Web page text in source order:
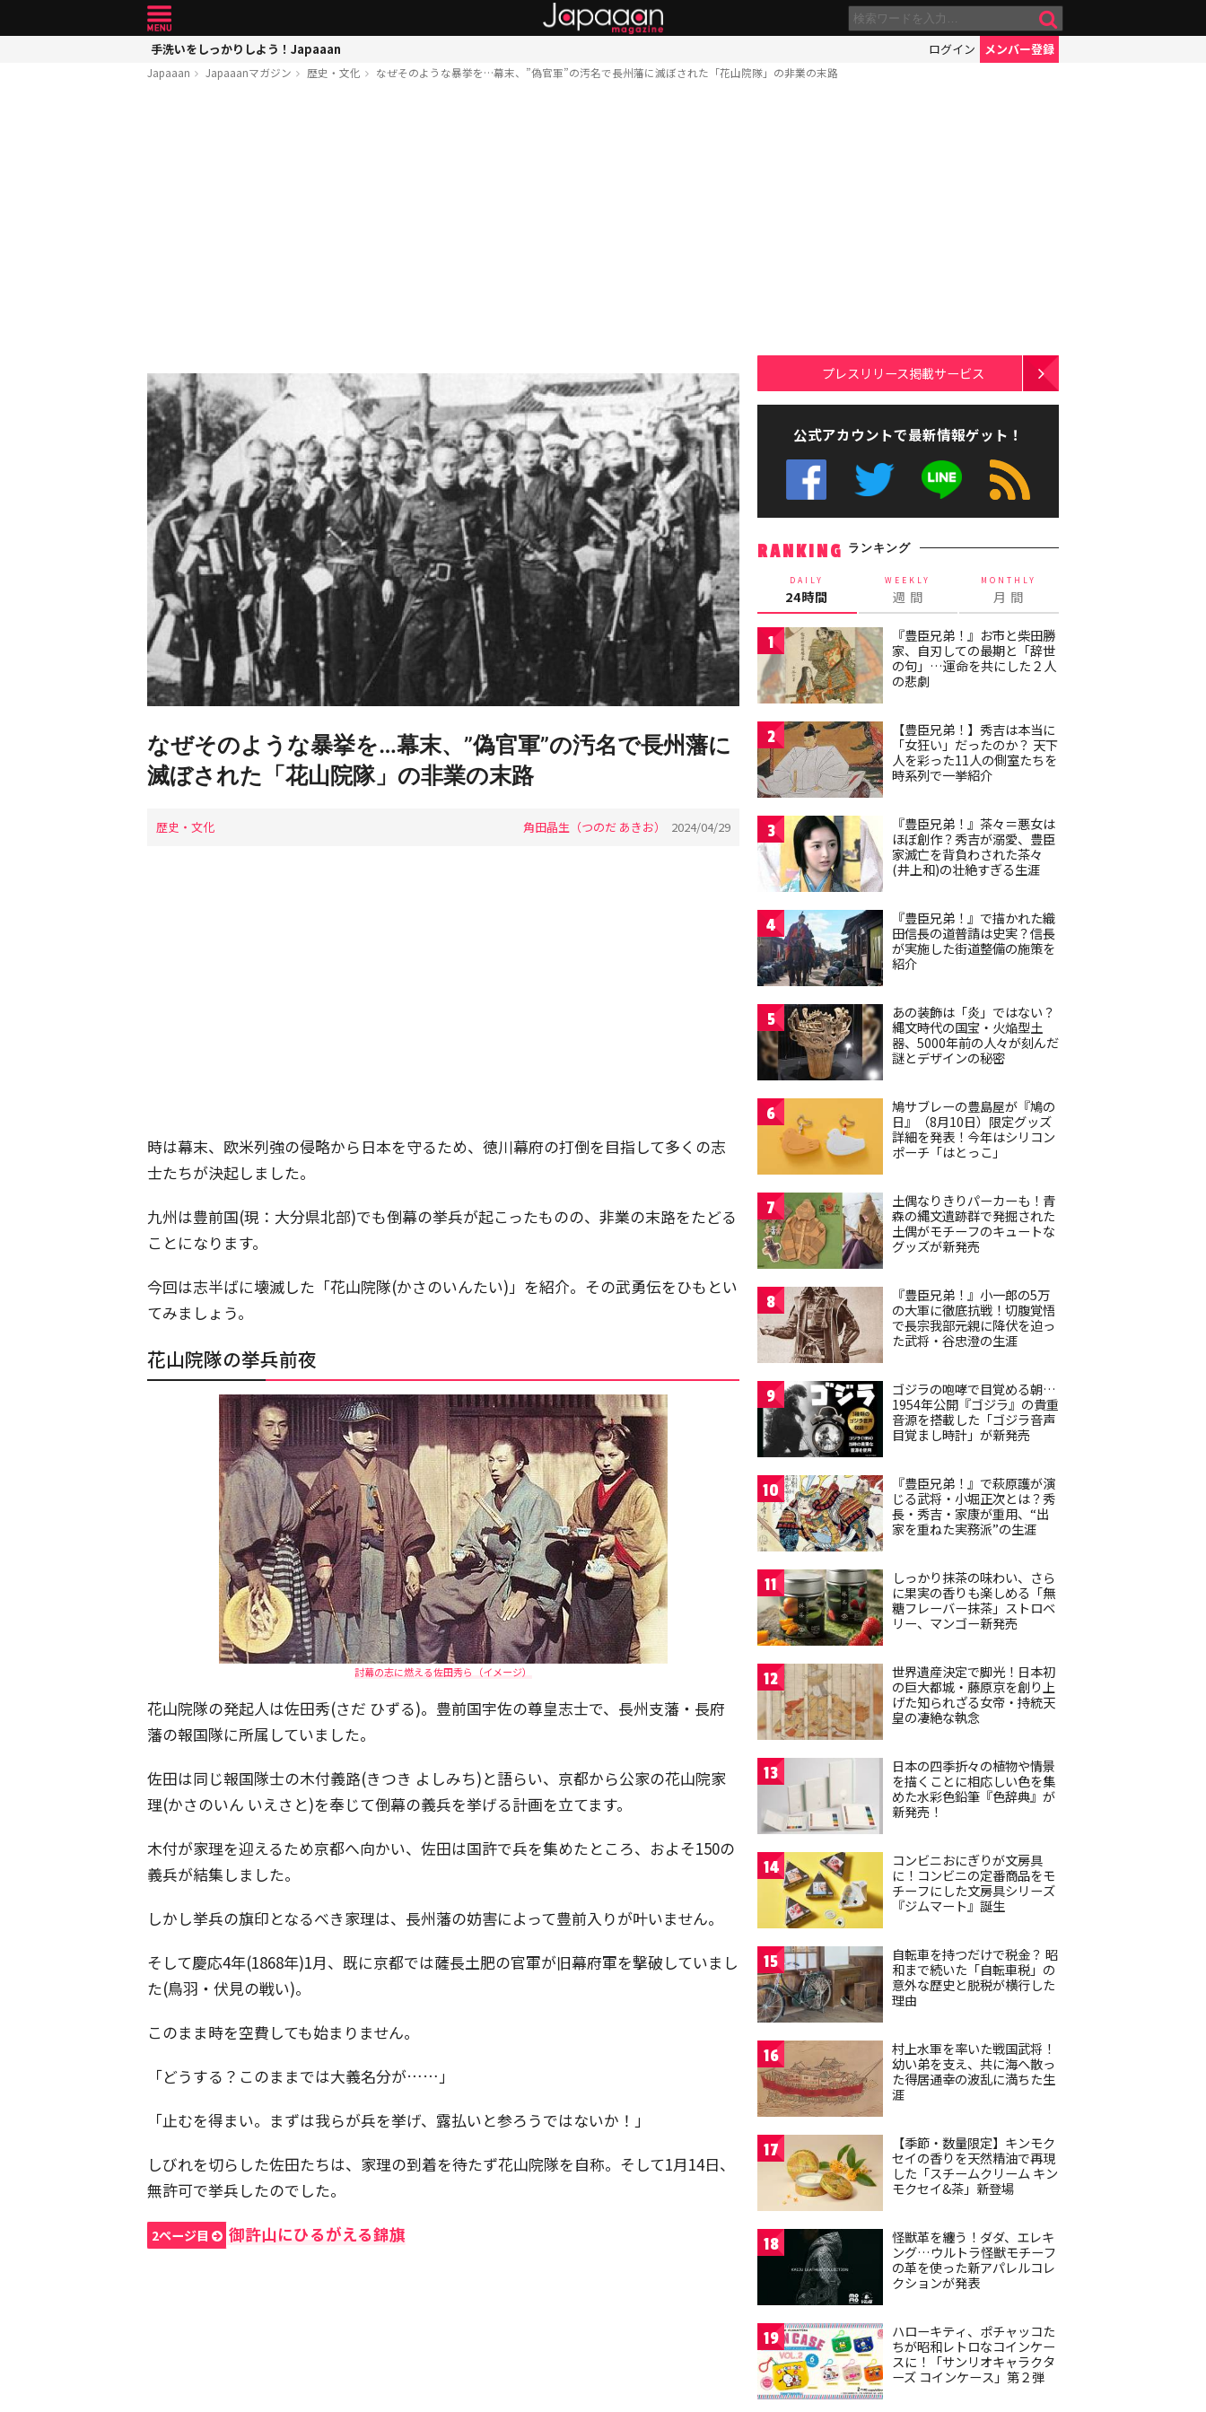
手洗いをしっかりしよう！Japaaan ログイン メンバー登録
Japaaan Japaaanマガジン 歴史・文化 なぜそのような暴挙を…幕末、”偽官軍”の汚名で長州藩に滅ぼされた「花山院隊」の非業の末路
なぜそのような暴挙を…幕末、”偽官軍”の汚名で長州藩に
滅ぼされた「花山院隊」の非業の末路
歴史・文化 角田晶生（つのだ あきお） 2024/04/29
時は幕末、欧米列強の侵略から日本を守るため、徳川幕府の打倒を目指して多くの志
士たちが決起しました。
九州は豊前国(現：大分県北部)でも倒幕の挙兵が起こったものの、非業の末路をたどる
ことになります。
今回は志半ばに壊滅した「花山院隊(かさのいんたい)」を紹介。その武勇伝をひもとい
てみましょう。
花山院隊の挙兵前夜
討幕の志に燃える佐田秀ら（イメージ）
花山院隊の発起人は佐田秀(さだ ひずる)。豊前国宇佐の尊皇志士で、長州支藩・長府
藩の報国隊に所属していました。
佐田は同じ報国隊士の木付義路(きつき よしみち)と語らい、京都から公家の花山院家
理(かさのいん いえさと)を奉じて倒幕の義兵を挙げる計画を立てます。
木付が家理を迎えるため京都へ向かい、佐田は国許で兵を集めたところ、およそ150の
義兵が結集しました。
しかし挙兵の旗印となるべき家理は、長州藩の妨害によって豊前入りが叶いません。
そして慶応4年(1868年)1月、既に京都では薩長土肥の官軍が旧幕府軍を撃破していまし
た(鳥羽・伏見の戦い)。
このまま時を空費しても始まりません。
「どうする？このままでは大義名分が……」
「止むを得まい。まずは我らが兵を挙げ、露払いと参ろうではないか！」
しびれを切らした佐田たちは、家理の到着を待たず花山院隊を自称。そして1月14日、
無許可で挙兵したのでした。
2ページ目 御許山にひるがえる錦旗
プレスリリース掲載サービス
公式アカウントで最新情報ゲット！
RANKING ランキング
DAILY
24時間
WEEKLY
週 間
MONTHLY
月 間
1
『豊臣兄弟！』お市と柴田勝
家、自刃しての最期と「辞世
の句」…運命を共にした２人
の悲劇
2
【豊臣兄弟！】秀吉は本当に
「女狂い」だったのか？ 天下
人を彩った11人の側室たちを
時系列で一挙紹介
3
『豊臣兄弟！』茶々＝悪女は
ほぼ創作？秀吉が溺愛、豊臣
家滅亡を背負わされた茶々
(井上和)の壮絶すぎる生涯
4
『豊臣兄弟！』で描かれた織
田信長の道普請は史実？信長
が実施した街道整備の施策を
紹介
5
あの装飾は「炎」ではない？
縄文時代の国宝・火焔型土
器、5000年前の人々が刻んだ
謎とデザインの秘密
6
鳩サブレーの豊島屋が『鳩の
日』（8月10日）限定グッズ
詳細を発表！今年はシリコン
ポーチ「はとっこ」
7
土偶なりきりパーカーも！青
森の縄文遺跡群で発掘された
土偶がモチーフのキュートな
グッズが新発売
8
『豊臣兄弟！』小一郎の5万
の大軍に徹底抗戦！切腹覚悟
で長宗我部元親に降伏を迫っ
た武将・谷忠澄の生涯
9
ゴジラの咆哮で目覚める朝…
1954年公開『ゴジラ』の貴重
音源を搭載した「ゴジラ音声
目覚まし時計」が新発売
10
『豊臣兄弟！』で萩原護が演
じる武将・小堀正次とは？秀
長・秀吉・家康が重用、“出
家を重ねた実務派”の生涯
11
しっかり抹茶の味わい、さら
に果実の香りも楽しめる「無
糖フレーバー抹茶」ストロベ
リー、マンゴー新発売
12
世界遺産決定で脚光！日本初
の巨大都城・藤原京を創り上
げた知られざる女帝・持統天
皇の凄絶な執念
13
日本の四季折々の植物や情景
を描くことに相応しい色を集
めた水彩色鉛筆『色辞典』が
新発売！
14
コンビニおにぎりが文房具
に！コンビニの定番商品をモ
チーフにした文房具シリーズ
『ジムマート』誕生
15
自転車を持つだけで税金？ 昭
和まで続いた「自転車税」の
意外な歴史と脱税が横行した
理由
16
村上水軍を率いた戦国武将！
幼い弟を支え、共に海へ散っ
た得居通幸の波乱に満ちた生
涯
17
【季節・数量限定】キンモク
セイの香りを天然精油で再現
した「スチームクリーム キン
モクセイ&茶」新登場
18
怪獣革を纏う！ダダ、エレキ
ング…ウルトラ怪獣モチーフ
の革を使った新アパレルコレ
クションが発表
19
ハローキティ、ポチャッコた
ちが昭和レトロなコインケー
スに！「サンリオキャラクタ
ーズ コインケース」第２弾